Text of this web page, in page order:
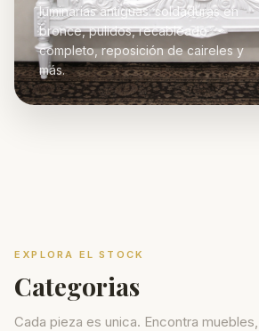
luminarias antiguas: soldaduras en
bronce, pulidos, recableado
completo, reposición de caireles y
más.
EXPLORA EL STOCK
Categorias
Cada pieza es unica. Encontra